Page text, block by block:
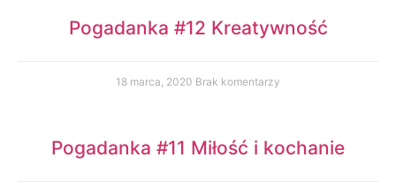
Pogadanka #12 Kreatywność
18 marca, 2020 Brak komentarzy
Pogadanka #11 Miłość i kochanie